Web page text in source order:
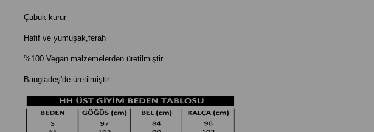
Çabuk kurur
Hafif ve yumuşak,ferah
%100 Vegan malzemelerden üretilmiştir
Bangladeş'de üretilmiştir.